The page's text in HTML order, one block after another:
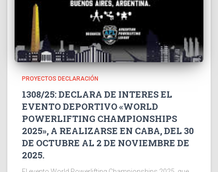
PROYECTOS DECLARACIÓN
1308/25: DECLARA DE INTERES EL
EVENTO DEPORTIVO «WORLD
POWERLIFTING CHAMPIONSHIPS
2025», A REALIZARSE EN CABA, DEL 30
DE OCTUBRE AL 2 DE NOVIEMBRE DE
2025.